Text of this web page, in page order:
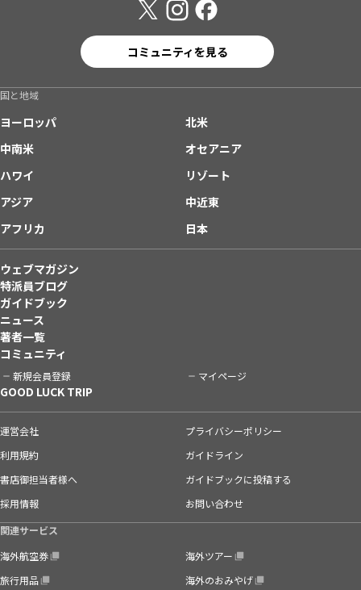
コミュニティを見る
国と地域
ヨーロッパ
北米
中南米
オセアニア
ハワイ
リゾート
アジア
中近東
アフリカ
日本
ウェブマガジン
特派員ブログ
ガイドブック
ニュース
著者一覧
コミュニティ
新規会員登録 マイページ
GOOD LUCK TRIP
運営会社
プライバシーポリシー
利用規約
ガイドライン
書店御担当者様へ
ガイドブックに投稿する
採用情報
お問い合わせ
関連サービス
海外航空券
海外ツアー
旅行用品
海外のおみやげ